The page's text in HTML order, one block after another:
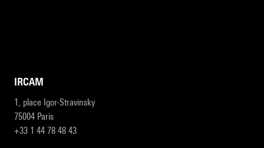
IRCAM
1, place Igor-Stravinsky
75004 Paris
+33 1 44 78 48 43